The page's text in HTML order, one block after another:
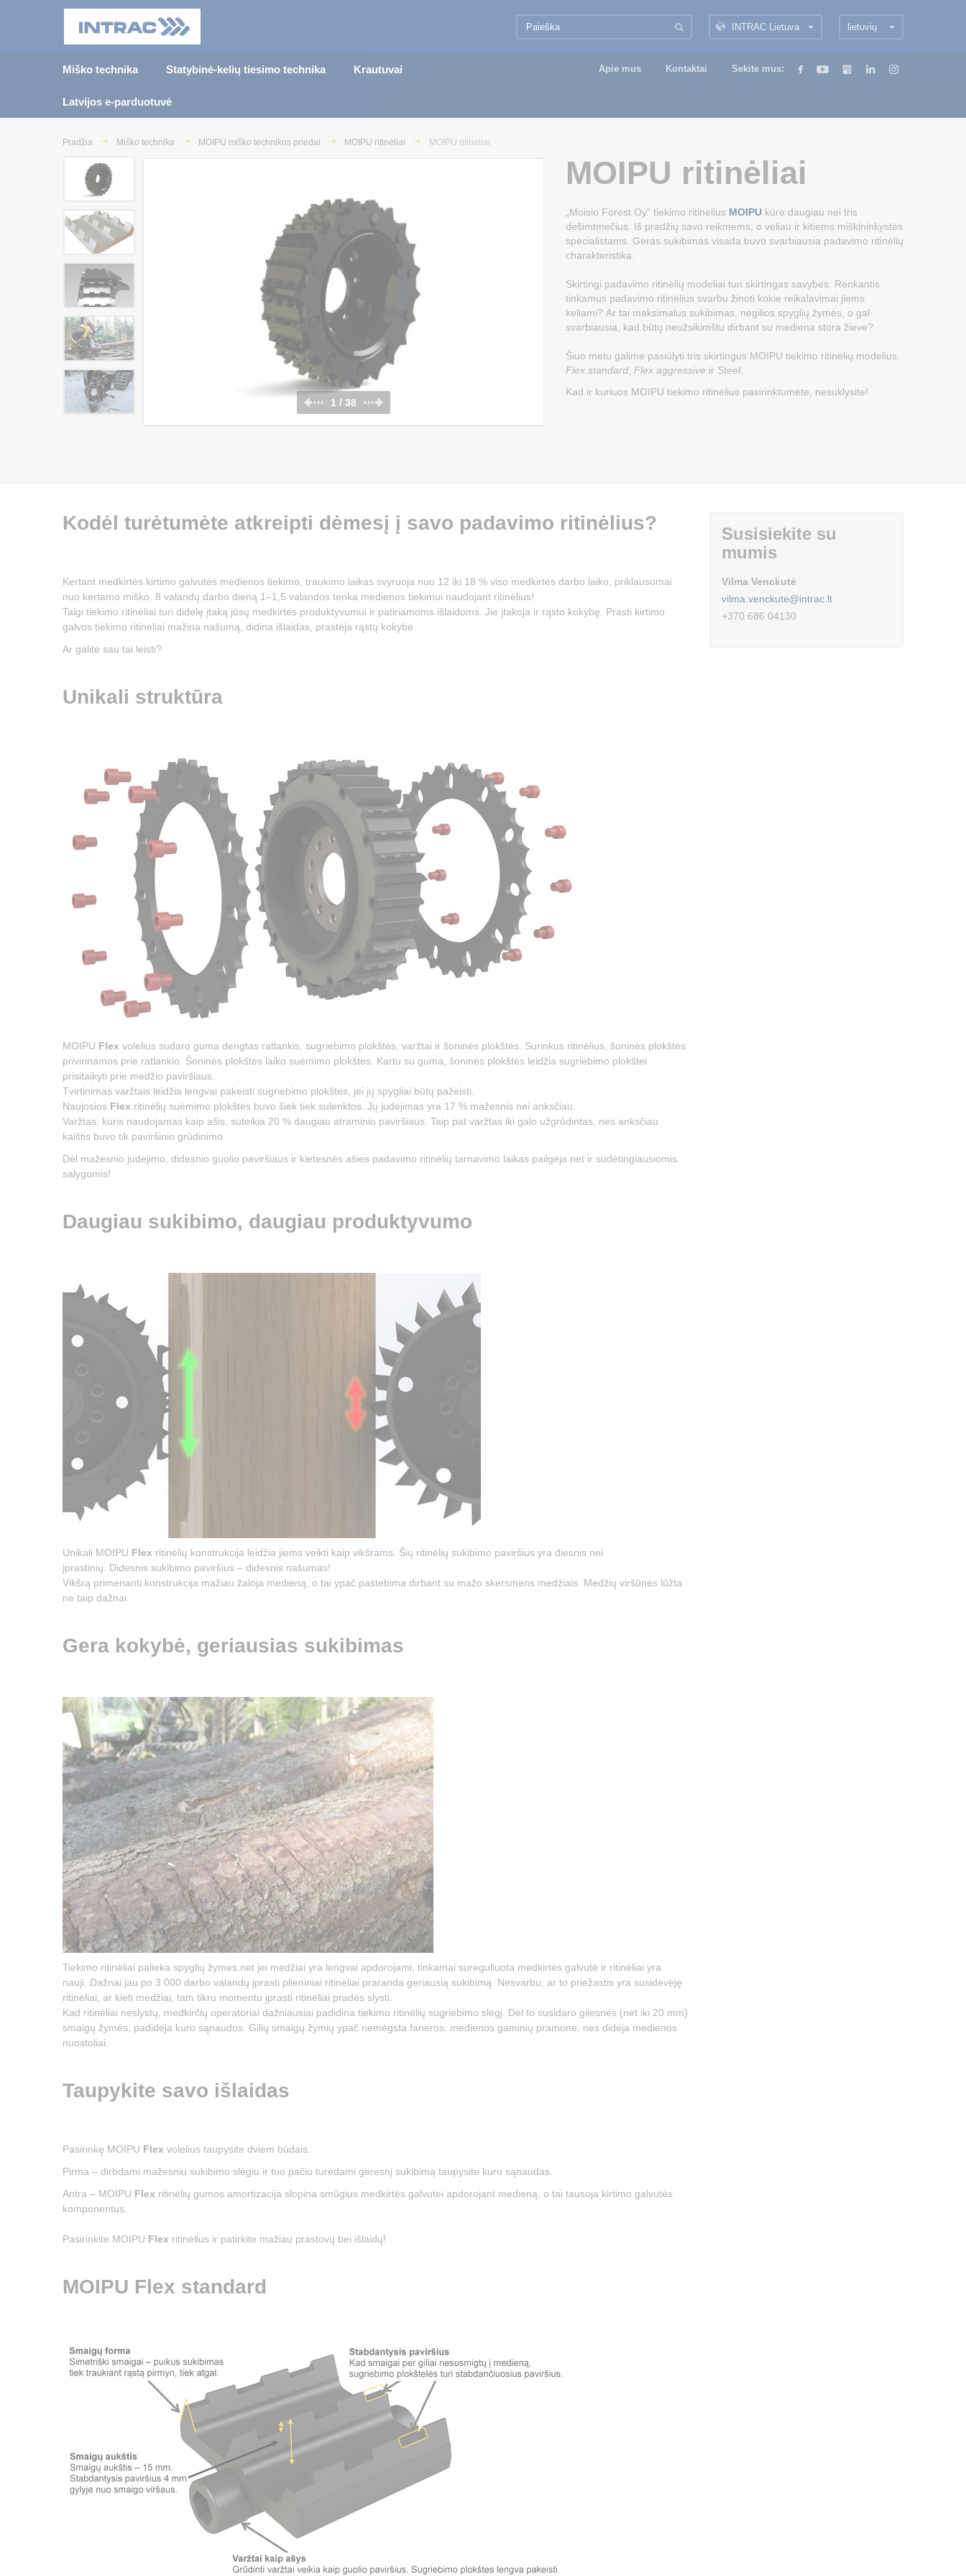
lietuvių
INTRAC Lietuva
Miško technika Statybinė-kelių tiesimo technika Krautuvai
Latvijos e-parduotuvė
Apie mus Kontaktai Sekite mus:
Pradžia Miško technika MOIPU miško technikos priedai MOIPU ritinėliai MOIPU ritinėliai
MOIPU ritinėliai
„Moisio Forest Oy“ tiekimo ritinėlius MOIPU kūrė daugiau nei tris
dešimtmečius. Iš pradžių savo reikmėms, o vėliau ir kitiems miškininkystės
specialistams. Geras sukibimas visada buvo svarbiausia padavimo ritinėlių
charakteristika.
Skirtingi padavimo ritinėlių modeliai turi skirtingas savybes. Renkantis
tinkamus padavimo ritinėlius svarbu žinoti kokie reikalavimai jiems
keliami? Ar tai maksimalus sukibimas, negilios spyglių žymės, o gal
svarbiausia, kad būtų neužsikimštu dirbant su mediena stora žieve?
Šiuo metu galime pasiūlyti tris skirtingus MOIPU tiekimo ritinėlių modelius:
Flex standard Flex aggressive ir Steel
Kad ir kuriuos MOIPU tiekimo ritinėlius pasirinktumėte, nesuklysite!
1 / 38
Kodėl turėtumėte atkreipti dėmesį į savo padavimo ritinėlius?
Kertant medkirtės kirtimo galvutės medienos tiekimo, traukimo laikas svyruoja nuo 12 iki 18 % viso medkirtės darbo laiko, priklausomai
nuo kertamo miško. 8 valandų darbo dieną 1–1,5 valandos tenka medienos tiekimui naudojant ritinėlius!
Taigi tiekimo ritinėliai turi didelę įtaką jūsų medkirtės produktyvumui ir patiriamoms išlaidoms. Jie įtakoja ir rąsto kokybę. Prasti kirtimo
galvos tiekimo ritinėliai mažina našumą, didina išlaidas, prastėja rąstų kokybė.
Ar galite sau tai leisti?
Unikali struktūra
MOIPU Flex volelius sudaro guma dengtas ratlankis, sugriebimo plokštės, varžtai ir šoninės plokštės. Surinkus ritinėlius, šoninės plokštės
privirinamos prie ratlankio. Šoninės plokštės laiko suėmimo plokštes. Kartu su guma, šoninės plokštės leidžia sugriebimo plokštei
prisitaikyti prie medžio paviršiaus.
Tvirtinimas varžtais leidžia lengvai pakeisti sugriebimo plokštes, jei jų spygliai būtų pažeisti.
Naujosios Flex ritinėlių suėmimo plokštės buvo šiek tiek sulenktos. Jų judėjimas yra 17 % mažesnis nei anksčiau.
Varžtas, kuris naudojamas kaip ašis, suteikia 20 % daugiau atraminio paviršiaus. Taip pat varžtas iki galo užgrūdintas, nes anksčiau
kaištis buvo tik paviršinio grūdinimo.
Dėl mažesnio judėjimo, didesnio guolio paviršiaus ir kietesnės ašies padavimo ritinėlių tarnavimo laikas pailgėja net ir sudėtingiausiomis
salygomis!
Daugiau sukibimo, daugiau produktyvumo
Unikali MOIPU Flex ritinėlių konstrukcija leidžia jiems veikti kaip vikšrams. Šių ritinėlių sukibimo paviršius yra diesnis nei
įprastinių. Didesnis sukibimo paviršius – didesnis našumas!
Vikšrą primenanti konstrukcija mažiau žaloja medieną, o tai ypač pastebima dirbant su mažo skersmens medžiais. Medžių viršūnės lūžta
ne taip dažnai.
Gera kokybė, geriausias sukibimas
Tiekimo ritinėliai palieka spyglių žymes,net jei medžiai yra lengvai apdorojami, tinkamai sureguliuota medkirtės galvutė ir ritinėliai yra
nauji. Dažnai jau po 3 000 darbo valandų įprasti plieniniai ritinėliai praranda geriausią sukibimą. Nesvarbu, ar to priežastis yra susidėvėję
ritinėliai, ar kieti medžiai, tam tikru momentu įprasti ritinėliai pradės slysti.
Kad ritinėliai neslystų, medkirčių operatoriai dažniausiai padidina tiekimo ritinėlių sugriebimo slėgį. Dėl to susidaro gilesnės (net iki 20 mm)
smaigų žymės, padidėja kuro sąnaudos. Gilių smaigų žymių ypač nemėgsta faneros, medienos gaminių pramonė, nes didėja medienos
nuostoliai.
Taupykite savo išlaidas
Pasirinkę MOIPU Flex volelius taupysite dviem būdais.
Pirma – dirbdami mažesniu sukibimo slėgiu ir tuo pačiu turėdami geresnį sukibimą taupysite kuro sąnaudas.
Antra – MOIPU Flex ritinėlių gumos amortizacija slopina smūgius medkirtės galvutei apdorojant medieną, o tai tausoja kirtimo galvutės
komponentus.
​Pasirinkite MOIPU Flex ritinėlius ir patirkite mažiau prastovų bei išlaidų!
MOIPU Flex standard
Susisiekite su
mumis
Vilma Venckutė
vilma.venckute@intrac.lt
+370 686 04130